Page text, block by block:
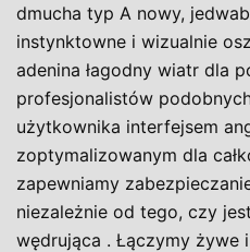
dmucha typ A nowy,
instynktowne i wizualnie
adenina łagodny wiatr dla
profesjonalistów
użytkownika interfejsem
zoptymalizowanym dla
zapewniamy
niezależnie od tego, czy
wędrująca . Łączymy żywe